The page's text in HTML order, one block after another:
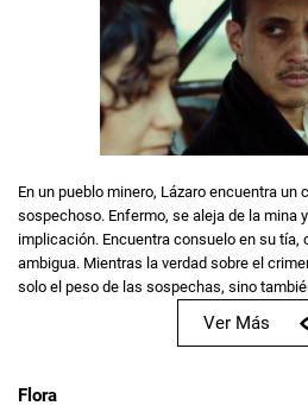
En un pueblo minero, Lázaro encuentra un
sospechoso. Enfermo, se aleja de la mina
implicación. Encuentra consuelo en su tía,
ambigua. Mientras la verdad sobre el
solo el peso de las sospechas, sino
Ver Más
Flora